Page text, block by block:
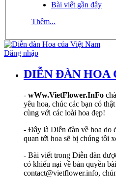
Bài viết gần đây
Thêm...
Đăng nhập
DIỄN ĐÀN HOA
- wWw.VietFlower.InFo
yêu hoa, chúc các bạn có
cùng với các loài hoa đẹp!
- Đây là Diễn đàn về hoa do
quan tới hoa sẽ bị chúng tôi
- Bài viết trong Diễn đàn
có khiếu nại về bản quyền
contact@vietflower.info,